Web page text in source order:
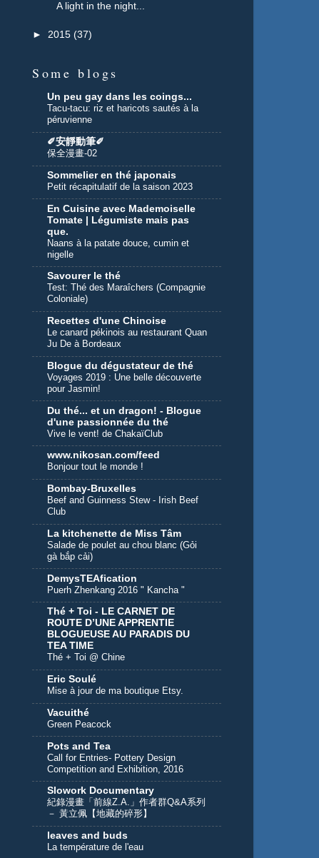
A light in the night...
► 2015 (37)
Some blogs
Un peu gay dans les coings...
Tacu-tacu: riz et haricots sautés à la
péruvienne
✐安靜動筆✐
保全漫畫-02
Sommelier en thé japonais
Petit récapitulatif de la saison 2023
En Cuisine avec Mademoiselle
Tomate | Légumiste mais pas
que.
Naans à la patate douce, cumin et
nigelle
Savourer le thé
Test: Thé des Maraîchers (Compagnie
Coloniale)
Recettes d'une Chinoise
Le canard pékinois au restaurant Quan
Ju De à Bordeaux
Blogue du dégustateur de thé
Voyages 2019 : Une belle découverte
pour Jasmin!
Du thé... et un dragon! - Blogue
d'une passionnée du thé
Vive le vent! de ChakaïClub
www.nikosan.com/feed
Bonjour tout le monde !
Bombay-Bruxelles
Beef and Guinness Stew - Irish Beef
Club
La kitchenette de Miss Tâm
Salade de poulet au chou blanc (Gỏi
gà bắp cải)
DemysTEAfication
Puerh Zhenkang 2016 " Kancha "
Thé + Toi - LE CARNET DE
ROUTE D’UNE APPRENTIE
BLOGUEUSE AU PARADIS DU
TEA TIME
Thé + Toi @ Chine
Eric Soulé
Mise à jour de ma boutique Etsy.
Vacuithé
Green Peacock
Pots and Tea
Call for Entries- Pottery Design
Competition and Exhibition, 2016
Slowork Documentary
紀錄漫畫「前線Z.A.」作者群Q&A系列
－ 黃立佩【地藏的碎形】
leaves and buds
La température de l'eau